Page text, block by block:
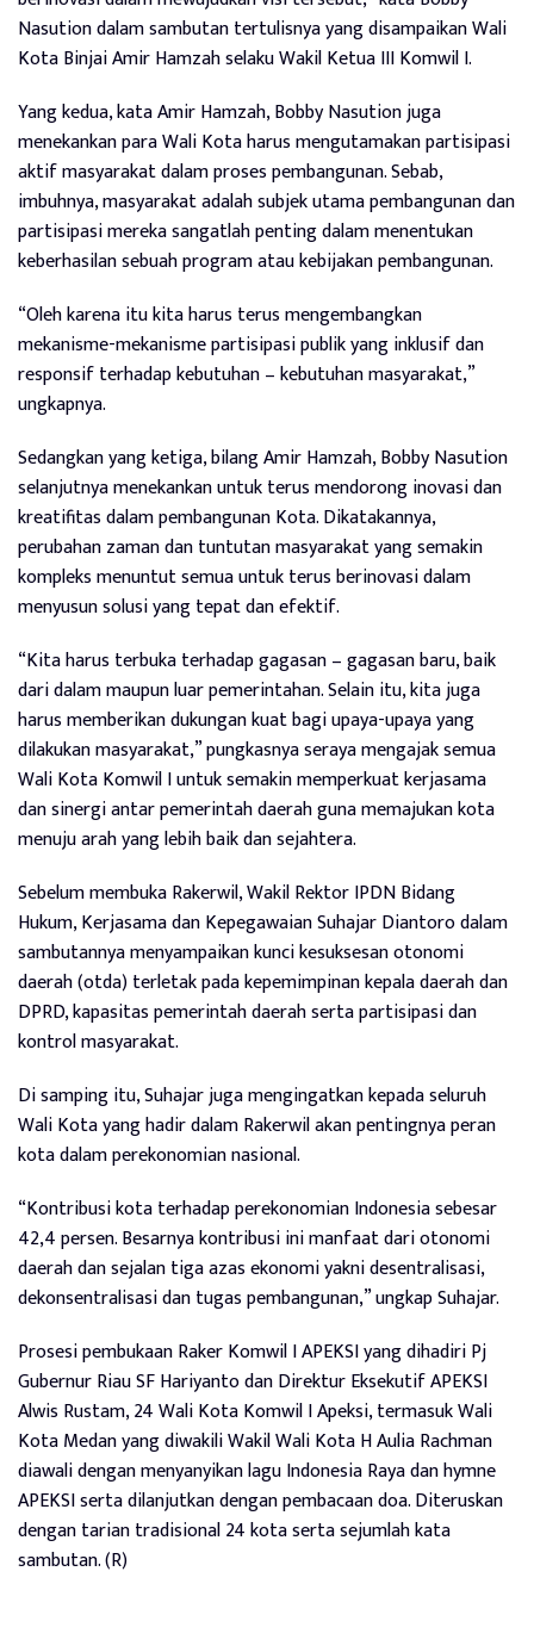
Nasution dalam sambutan tertulisnya yang disampaikan Wali
Kota Binjai Amir Hamzah selaku Wakil Ketua III Komwil I.
Yang kedua, kata Amir Hamzah, Bobby Nasution juga
menekankan para Wali Kota harus mengutamakan partisipasi
aktif masyarakat dalam proses pembangunan. Sebab,
imbuhnya, masyarakat adalah subjek utama pembangunan dan
partisipasi mereka sangatlah penting dalam menentukan
keberhasilan sebuah program atau kebijakan pembangunan.
“Oleh karena itu kita harus terus mengembangkan
mekanisme-mekanisme partisipasi publik yang inklusif dan
responsif terhadap kebutuhan – kebutuhan masyarakat,”
ungkapnya.
Sedangkan yang ketiga, bilang Amir Hamzah, Bobby Nasution
selanjutnya menekankan untuk terus mendorong inovasi dan
kreatifitas dalam pembangunan Kota. Dikatakannya,
perubahan zaman dan tuntutan masyarakat yang semakin
kompleks menuntut semua untuk terus berinovasi dalam
menyusun solusi yang tepat dan efektif.
“Kita harus terbuka terhadap gagasan – gagasan baru, baik
dari dalam maupun luar pemerintahan. Selain itu, kita juga
harus memberikan dukungan kuat bagi upaya-upaya yang
dilakukan masyarakat,” pungkasnya seraya mengajak semua
Wali Kota Komwil I untuk semakin memperkuat kerjasama
dan sinergi antar pemerintah daerah guna memajukan kota
menuju arah yang lebih baik dan sejahtera.
Sebelum membuka Rakerwil, Wakil Rektor IPDN Bidang
Hukum, Kerjasama dan Kepegawaian Suhajar Diantoro dalam
sambutannya menyampaikan kunci kesuksesan otonomi
daerah (otda) terletak pada kepemimpinan kepala daerah dan
DPRD, kapasitas pemerintah daerah serta partisipasi dan
kontrol masyarakat.
Di samping itu, Suhajar juga mengingatkan kepada seluruh
Wali Kota yang hadir dalam Rakerwil akan pentingnya peran
kota dalam perekonomian nasional.
“Kontribusi kota terhadap perekonomian Indonesia sebesar
42,4 persen. Besarnya kontribusi ini manfaat dari otonomi
daerah dan sejalan tiga azas ekonomi yakni desentralisasi,
dekonsentralisasi dan tugas pembangunan,” ungkap Suhajar.
Prosesi pembukaan Raker Komwil I APEKSI yang dihadiri Pj
Gubernur Riau SF Hariyanto dan Direktur Eksekutif APEKSI
Alwis Rustam, 24 Wali Kota Komwil I Apeksi, termasuk Wali
Kota Medan yang diwakili Wakil Wali Kota H Aulia Rachman
diawali dengan menyanyikan lagu Indonesia Raya dan hymne
APEKSI serta dilanjutkan dengan pembacaan doa. Diteruskan
dengan tarian tradisional 24 kota serta sejumlah kata
sambutan. (R)